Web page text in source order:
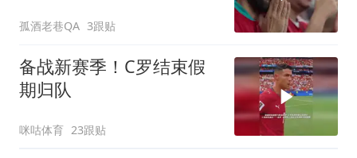
孤酒老巷QA 3跟贴
备战新赛季！C罗结束假
期归队
咪咕体育 23跟贴